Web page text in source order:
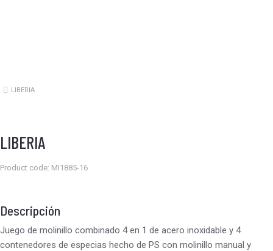
Estás aquí:
LIBERIA
LIBERIA
Product code: MI1885-16
Descripción
Juego de molinillo combinado 4 en 1 de acero inoxidable y 4
contenedores de especias hecho de PS con molinillo manual y